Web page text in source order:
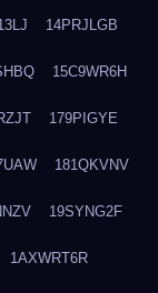
14PRJLGB
15C9WR6H
179PIGYE
181QKVNV
19SYNG2F
1AXWRT6R